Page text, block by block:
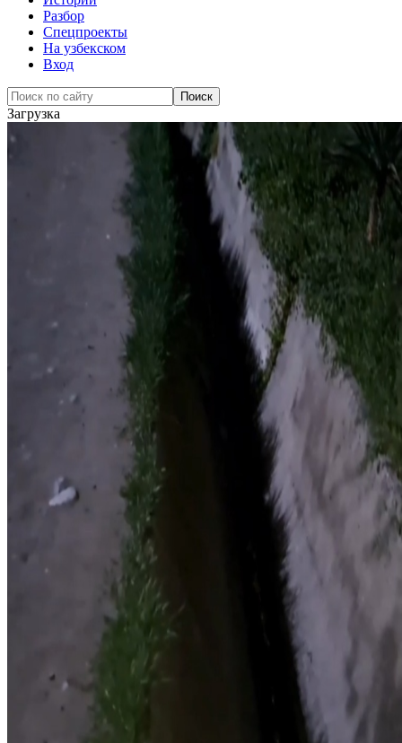
Разбор
Спецпроекты
На узбекском
Вход
Загрузка